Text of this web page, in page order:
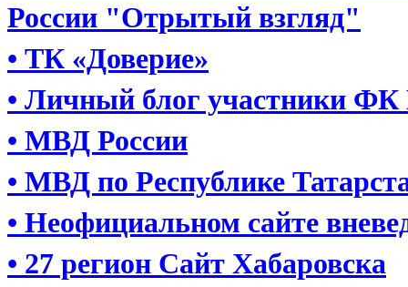
России "Отрытый взгляд"
• ТК «Доверие»
• Личный блог участники
• МВД России
• МВД по Республике
• Неофициальном сайте
• 27 регион Сайт Хабаровска